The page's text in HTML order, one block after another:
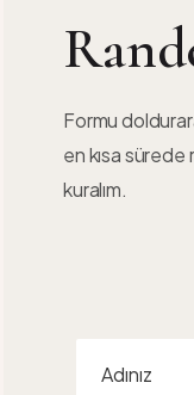
Formu
en kısa
kuralım.